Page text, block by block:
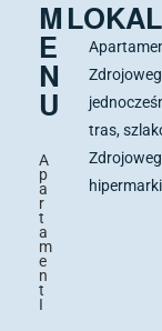
M
E
N
U
A
p
a
r
t
a
m
e
n
t
I
tras,